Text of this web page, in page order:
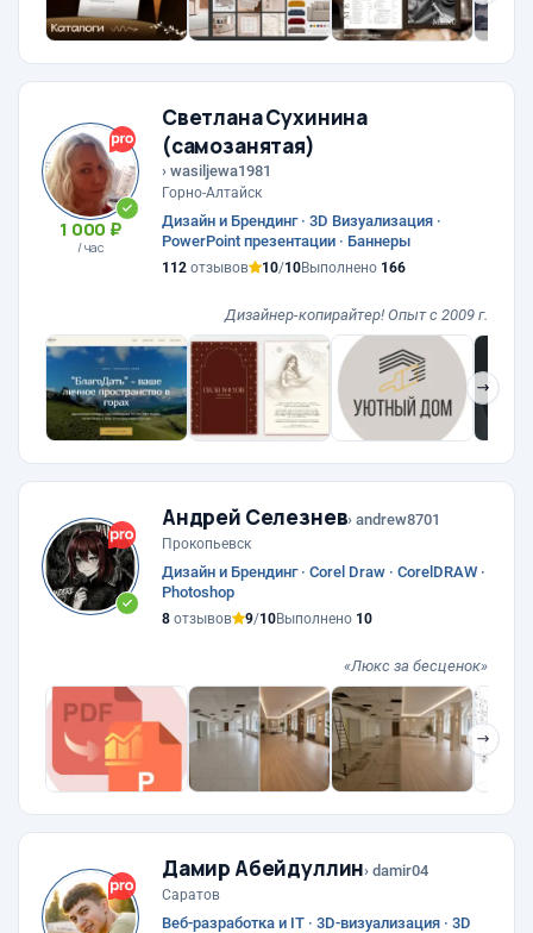
1 000 ₽
/ час
Светлана Сухинина
(самозанятая)
› wasiljewa1981
Горно-Алтайск
Дизайн и Брендинг · 3D Визуализация ·
PowerPoint презентации · Баннеры
112 отзывов 10/10Выполнено 166
Дизайнер-копирайтер! Опыт с 2009 г.
❯
Андрей Селезнев› andrew8701
Прокопьевск
Дизайн и Брендинг · Corel Draw · CorelDRAW ·
Photoshop
8 отзывов 9/10Выполнено 10
«Люкс за бесценок»
❯
Дамир Абейдуллин› damir04
Саратов
Веб-разработка и IT · 3D-визуализация · 3D